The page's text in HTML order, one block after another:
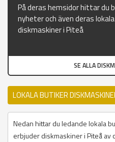
På deras hemsidor hittar du
nyheter och även deras
diskmaskiner i Piteå
SE ALLA
LOKALA BUTIKER
Nedan hittar du ledande lokala
erbjuder diskmaskiner i Piteå av